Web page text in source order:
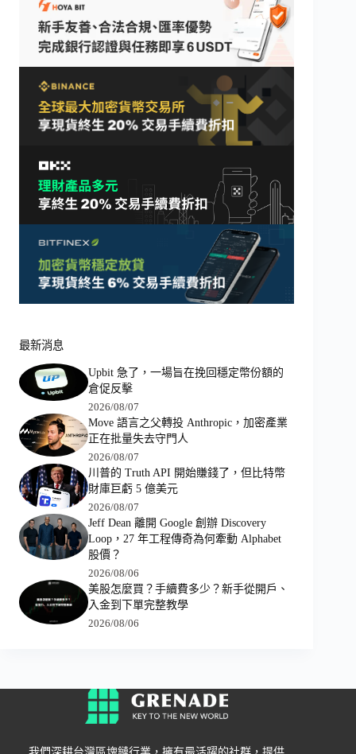
最新消息
Upbit 急了，一場旨在挽回穩定幣份額的
倉促反擊
2026/08/07
Move 語言之父轉投 Anthropic，加密產業
正在批量失去守門人
2026/08/07
川普的 Truth API 開始賺錢了，但比特幣
財庫巨虧 5 億美元
2026/08/07
Jeff Dean 離開 Google 創辦 Discovery
Loop，27 年工程傳奇為何牽動 Alphabet
股價？
2026/08/06
美股怎麼買？手續費多少？新手從開戶、
入金到下單完整教學
2026/08/06